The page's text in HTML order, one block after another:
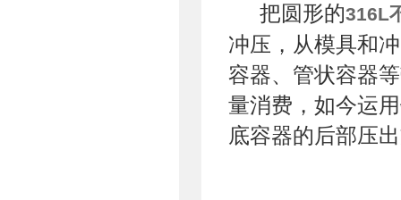
把圆形的316L
冲压，从模具和
容器、管状容器
量消费，如今运
底容器的后部压